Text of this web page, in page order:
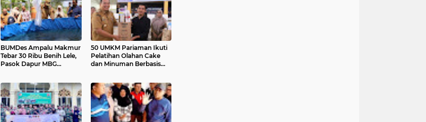
BUMDes Ampalu Makmur
Tebar 30 Ribu Benih Lele,
Pasok Dapur MBG
50 UMKM Pariaman Ikuti
Pelatihan Olahan Cake
dan Minuman Berbasis